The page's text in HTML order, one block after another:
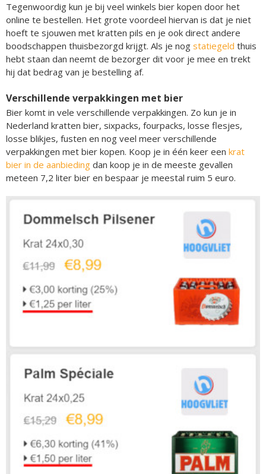
Tegenwoordig kun je bij veel winkels bier kopen door het
online te bestellen. Het grote voordeel hiervan is dat je niet
hoeft te sjouwen met kratten pils en je ook direct andere
boodschappen thuisbezorgd krijgt. Als je nog statiegeld thuis
hebt staan dan neemt de bezorger dit voor je mee en trekt
hij dat bedrag van je bestelling af.
Verschillende verpakkingen met bier
Bier komt in vele verschillende verpakkingen. Zo kun je in
Nederland kratten bier, sixpacks, fourpacks, losse flesjes,
losse blikjes, fusten en nog veel meer verschillende
verpakkingen met bier kopen. Koop je in één keer een krat
bier in de aanbieding dan koop je in de meeste gevallen
meteen 7,2 liter bier en bespaar je meestal ruim 5 euro.